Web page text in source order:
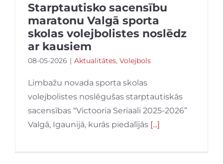
Starptautisko sacensību
maratonu Valgā sporta
skolas volejbolistes noslēdz
ar kausiem
08-05-2026 | Aktualitātes, Volejbols
Limbažu novada sporta skolas
volejbolistes noslēgušas starptautiskās
sacensības “Victooria Seriaali 2025-2026”
Valgā, Igaunijā, kurās piedalījās [...]